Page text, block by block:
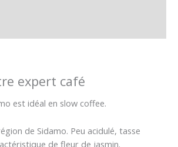
expert café
est idéal en slow coffee.
de Sidamo. Peu acidulé, tasse
de fleur de jasmin.